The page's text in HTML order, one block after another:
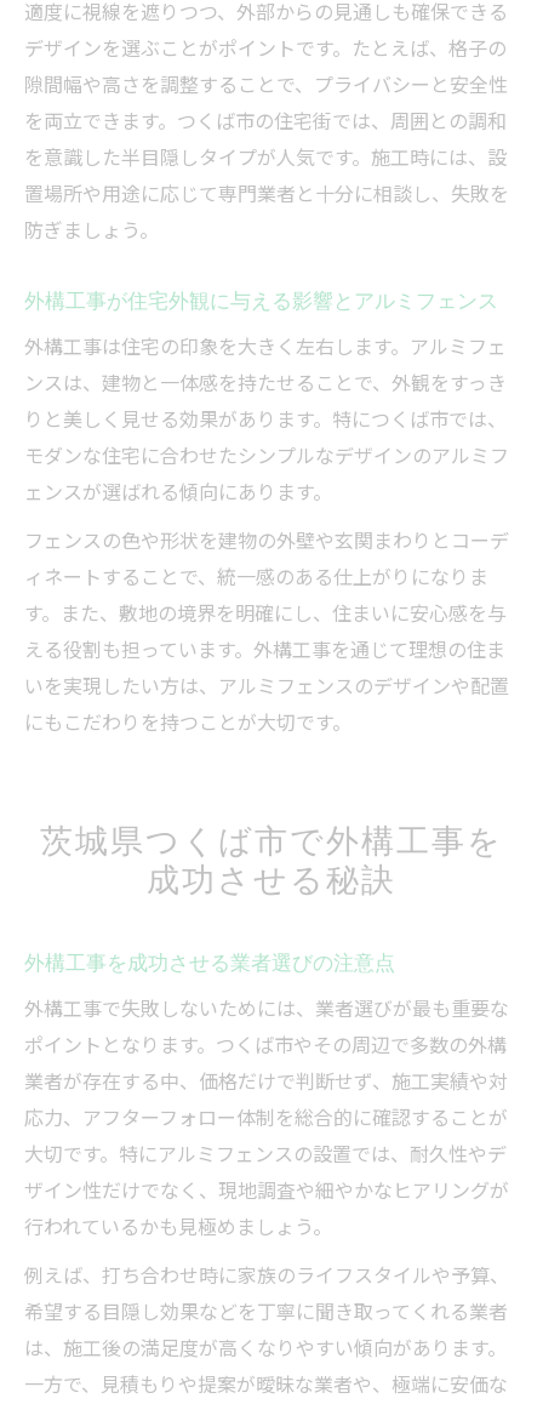
適度に視線を遮りつつ、外部からの見通しも確保できる
デザインを選ぶことがポイントです。たとえば、格子の
隙間幅や高さを調整することで、プライバシーと安全性
を両立できます。つくば市の住宅街では、周囲との調和
を意識した半目隠しタイプが人気です。施工時には、設
置場所や用途に応じて専門業者と十分に相談し、失敗を
防ぎましょう。
外構工事が住宅外観に与える影響とアルミフェンス
外構工事は住宅の印象を大きく左右します。アルミフェ
ンスは、建物と一体感を持たせることで、外観をすっき
りと美しく見せる効果があります。特につくば市では、
モダンな住宅に合わせたシンプルなデザインのアルミフ
ェンスが選ばれる傾向にあります。
フェンスの色や形状を建物の外壁や玄関まわりとコーデ
ィネートすることで、統一感のある仕上がりになりま
す。また、敷地の境界を明確にし、住まいに安心感を与
える役割も担っています。外構工事を通じて理想の住ま
いを実現したい方は、アルミフェンスのデザインや配置
にもこだわりを持つことが大切です。
茨城県つくば市で外構工事を
成功させる秘訣
外構工事を成功させる業者選びの注意点
外構工事で失敗しないためには、業者選びが最も重要な
ポイントとなります。つくば市やその周辺で多数の外構
業者が存在する中、価格だけで判断せず、施工実績や対
応力、アフターフォロー体制を総合的に確認することが
大切です。特にアルミフェンスの設置では、耐久性やデ
ザイン性だけでなく、現地調査や細やかなヒアリングが
行われているかも見極めましょう。
例えば、打ち合わせ時に家族のライフスタイルや予算、
希望する目隠し効果などを丁寧に聞き取ってくれる業者
は、施工後の満足度が高くなりやすい傾向があります。
一方で、見積もりや提案が曖昧な業者や、極端に安価な